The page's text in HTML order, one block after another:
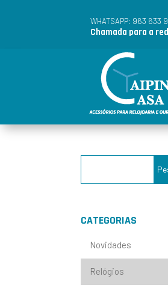
WHATSAPP: 963 633
Chamada para a
CATEGORIAS
Novidades
Relógios